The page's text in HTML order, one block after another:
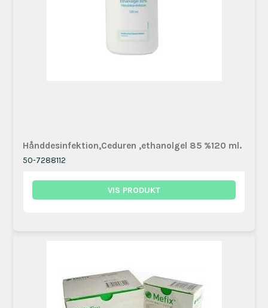
Hånddesinfektion,Ceduren ,ethanolgel 85 %120 ml.
50-7288112
VIS PRODUKT